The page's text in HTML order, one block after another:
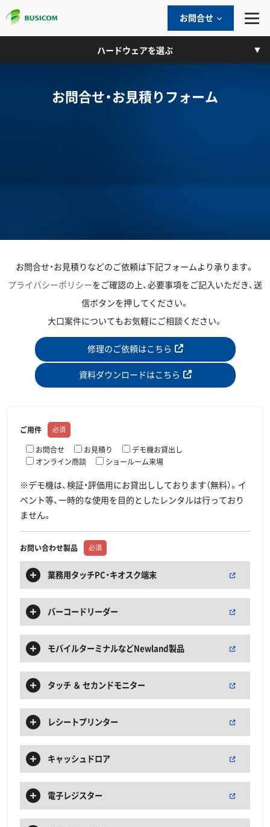
お問合せ
ハードウェアを選ぶ
お問合せ・お見積りフォーム
お問合せ・お見積りなどのご依頼は下記フォームより承ります。
プライバシーポリシーをご確認の上、必要事項をご記入いただき、送
信ボタンを押してください。
大口案件についてもお気軽にご相談ください。
修理のご依頼はこちら
資料ダウンロードはこちら
必須
ご用件
お問合せ お見積り
デモ機お貸出し
オンライン商談
ショールーム来場
※デモ機は、検証・評価用にお貸出ししております（無料）。イ
ベント等、一時的な使用を目的としたレンタルは行っており
ません。
必須
お問い合わせ製品
業務用タッチPC・キオスク端末
バーコードリーダー
モバイルターミナルなどNewland製品
タッチ ＆ セカンドモニター
レシートプリンター
キャッシュドロア
電子レジスター